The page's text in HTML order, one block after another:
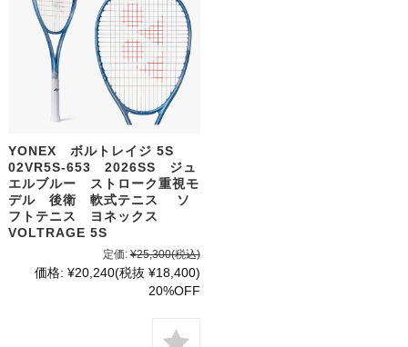
YONEX ボルトレイジ 5S
02VR5S-653 2026SS ジュ
エルブルー ストローク重視モ
デル 後衛 軟式テニス ソ
フトテニス ヨネックス
VOLTRAGE 5S
定価: ¥25,300(税込)
価格: ¥20,240(税抜 ¥18,400)
20%OFF